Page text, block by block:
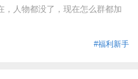
，人物都没了，现在怎么群都加
#福利新手